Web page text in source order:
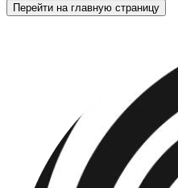
Перейти на главную страницу